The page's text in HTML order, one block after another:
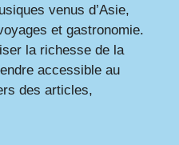
venus d’Asie,
et gastronomie.
la richesse de la
accessible au
des articles,